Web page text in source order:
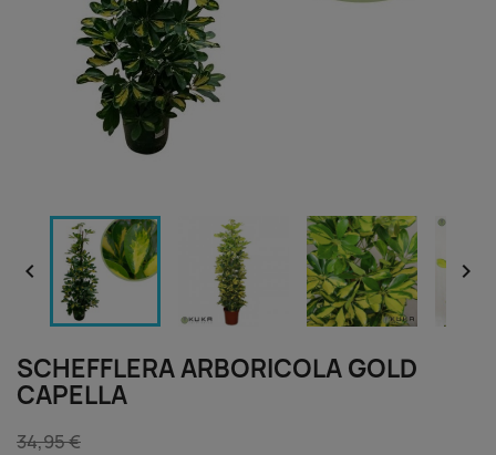
 
SCHEFFLERA ARBORICOLA GOLD
CAPELLA
34,95 €